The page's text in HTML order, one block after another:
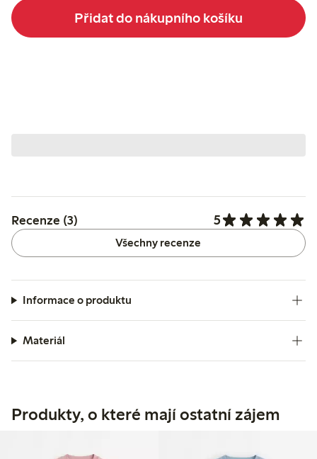
Přidat do nákupního košíku
Recenze (3) 5
Všechny recenze
Informace o produktu
Materiál
Produkty, o které mají ostatní zájem